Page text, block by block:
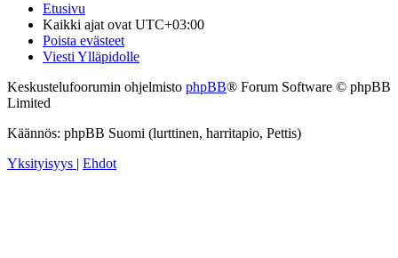
Etusivu
Kaikki ajat ovatUTC+03:00
Poista evästeet
Viesti Ylläpidolle
Keskustelufoorumin ohjelmisto phpBB® Forum Software © phpBB
Limited
Käännös: phpBB Suomi (lurttinen, harritapio, Pettis)
Yksityisyys
Ehdot